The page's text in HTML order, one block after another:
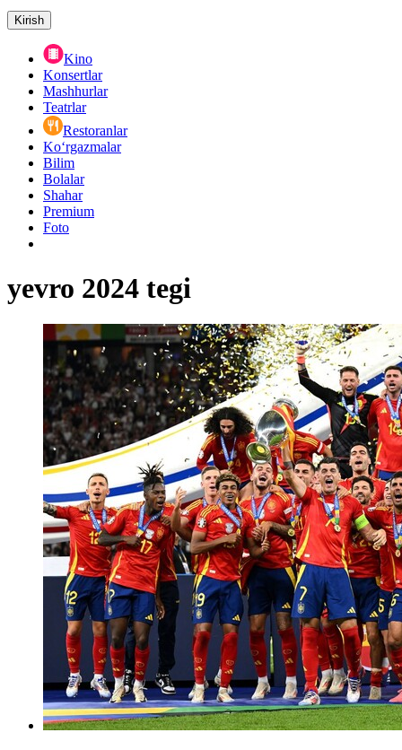
Kirish
Kino
Konsertlar
Mashhurlar
Teatrlar
Restoranlar
Ko‘rgazmalar
Bilim
Bolalar
Shahar
Premium
Foto
yevro 2024 tegi